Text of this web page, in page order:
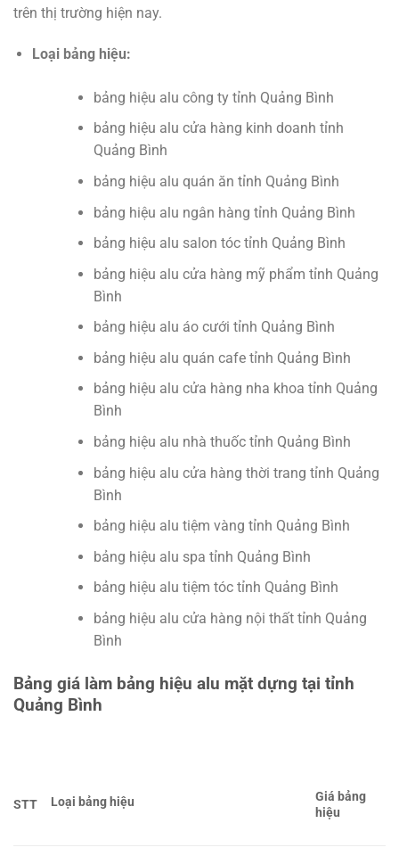
trên thị trường hiện nay.
Loại bảng hiệu:
bảng hiệu alu công ty tỉnh Quảng Bình
bảng hiệu alu cửa hàng kinh doanh tỉnh
Quảng Bình
bảng hiệu alu quán ăn tỉnh Quảng Bình
bảng hiệu alu ngân hàng tỉnh Quảng Bình
bảng hiệu alu salon tóc tỉnh Quảng Bình
bảng hiệu alu cửa hàng mỹ phẩm tỉnh Quảng
Bình
bảng hiệu alu áo cưới tỉnh Quảng Bình
bảng hiệu alu quán cafe tỉnh Quảng Bình
bảng hiệu alu cửa hàng nha khoa tỉnh Quảng
Bình
bảng hiệu alu nhà thuốc tỉnh Quảng Bình
bảng hiệu alu cửa hàng thời trang tỉnh Quảng
Bình
bảng hiệu alu tiệm vàng tỉnh Quảng Bình
bảng hiệu alu spa tỉnh Quảng Bình
bảng hiệu alu tiệm tóc tỉnh Quảng Bình
bảng hiệu alu cửa hàng nội thất tỉnh Quảng
Bình
Bảng giá làm bảng hiệu alu mặt dựng tại tỉnh
Quảng Bình
STT Loại bảng hiệu
Giá bảng
hiệu